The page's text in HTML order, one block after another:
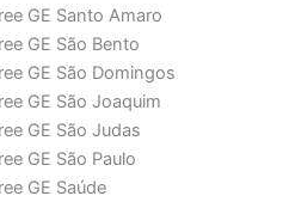
GE Santo Amaro
GE São Bento
GE São Domingos
GE São Joaquim
GE São Judas
GE São Paulo
GE Saúde